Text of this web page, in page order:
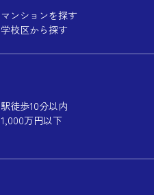
マンションを探す
学校区から探す
駅徒歩10分以内
1,000万円以下